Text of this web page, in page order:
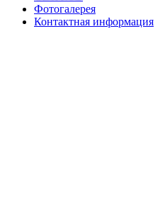
Фотогалерея
Контактная информация